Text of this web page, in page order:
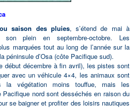
l´actuel territoire costaricien.
à travers ses objets et bijoux en
hommes avec la nature et leur
de plus de 1600 pièces en
à 1500 après Jésus Christ.
,se situe à San José, dans les
(Institut National de Sécurité) au
musée auberge une très grande
d´artefacts fait d´un matériel
saison des pluies, s’étend de mai à
plein en septembre-octobre. Les
marquées tout au long de l’année sur la
péninsule d’Osa (côte Pacifique sud).
début décembre à fin avril), les pistes sont
avec un véhicule 4×4, les animaux sont
la végétation moins touffue, mais les
nord sont desséchés en raison du
se baigner et profiter des loisirs nautiques